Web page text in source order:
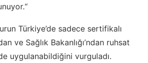
Türkiye’de sadece sertifikalı
ve Sağlık Bakanlığı’ndan ruhsat
uygulanabildiğini vurguladı.